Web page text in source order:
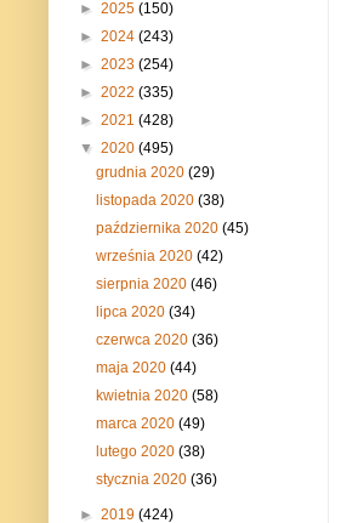
► 2025 (150)
► 2024 (243)
► 2023 (254)
► 2022 (335)
► 2021 (428)
▼ 2020 (495)
grudnia 2020(29)
listopada 2020(38)
października 2020(45)
września 2020(42)
sierpnia 2020(46)
lipca 2020(34)
czerwca 2020(36)
maja 2020(44)
kwietnia 2020(58)
marca 2020(49)
lutego 2020(38)
stycznia 2020(36)
► 2019 (424)